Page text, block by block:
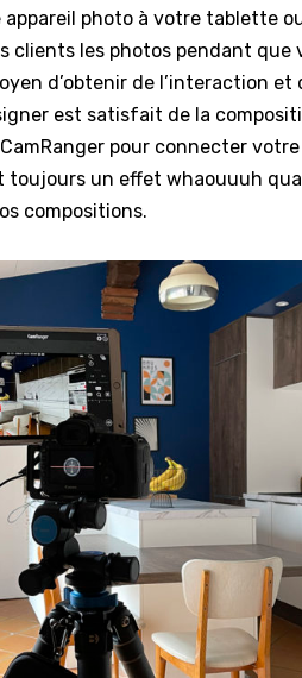
photo à votre tablette
clients les photos pendant que
d’obtenir de l’interaction et
est satisfait de la
pour connecter
toujours un effet whaouuuh
compositions.